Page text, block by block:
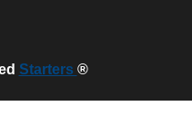
Starters ®